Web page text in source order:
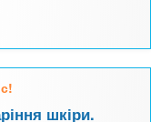
шкіри.